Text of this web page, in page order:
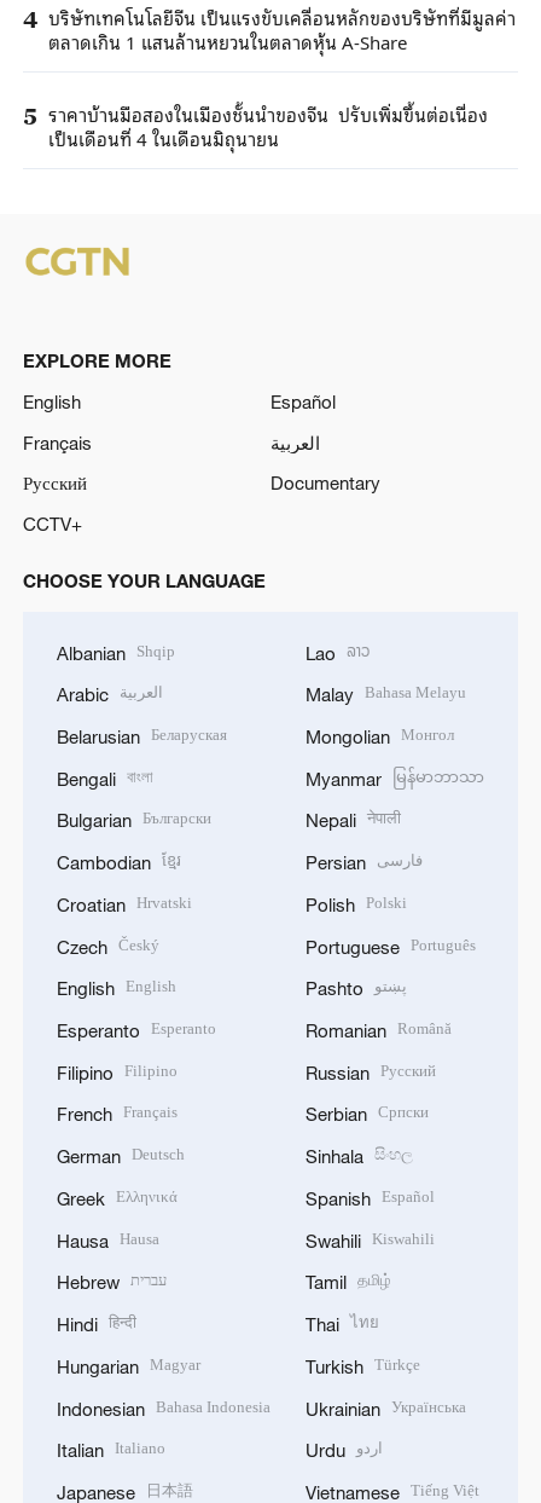
4 บริษัทเทคโนโลยีจีน เป็นแรงขับเคลื่อนหลักของบริษัทที่มีมูลค่า
ตลาดเกิน 1 แสนล้านหยวนในตลาดหุ้น A-Share
5 ราคาบ้านมือสองในเมืองชั้นนำของจีน ปรับเพิ่มขึ้นต่อเนื่อง
เป็นเดือนที่ 4 ในเดือนมิถุนายน
EXPLORE MORE
English
Español
Français
العربية
Русский
Documentary
CCTV+
CHOOSE YOUR LANGUAGE
Albanian Shqip
Arabic العربية
Belarusian Беларуская
Bengali বাংলা
Bulgarian Български
Cambodian ខ្មែរ
Croatian Hrvatski
Czech Český
English English
Esperanto Esperanto
Filipino Filipino
French Français
German Deutsch
Greek Ελληνικά
Hausa Hausa
Hebrew עברית
Hindi हिन्दी
Hungarian Magyar
Indonesian Bahasa Indonesia
Italian Italiano
Japanese 日本語
Lao ລາວ
Malay Bahasa Melayu
Mongolian Монгол
Myanmar မြန်မာဘာသာ
Nepali नेपाली
Persian فارسی
Polish Polski
Portuguese Português
Pashto پښتو
Romanian Română
Russian Русский
Serbian Српски
Sinhala සිංහල
Spanish Español
Swahili Kiswahili
Tamil தமிழ்
Thai ไทย
Turkish Türkçe
Ukrainian Українська
Urdu اردو
Vietnamese Tiếng Việt